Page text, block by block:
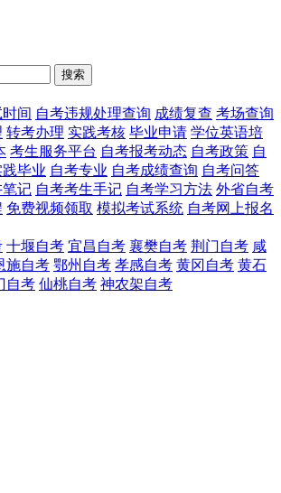
搜索
间 自考违规处理查询 成绩复查 考场查询
转考办理 实践考核 毕业申请 学位英语培
考生服务平台 自考报考动态 自考政策 自
毕业 自考专业 自考成绩查询 自考问答
笔记 自考考生手记 自考学习方法 外省自考
免费视频领取 模拟考试系统 自考网上报名
十堰自考 宜昌自考 襄樊自考 荆门自考 咸
施自考 鄂州自考 孝感自考 黄冈自考 黄石
自考 仙桃自考 神农架自考